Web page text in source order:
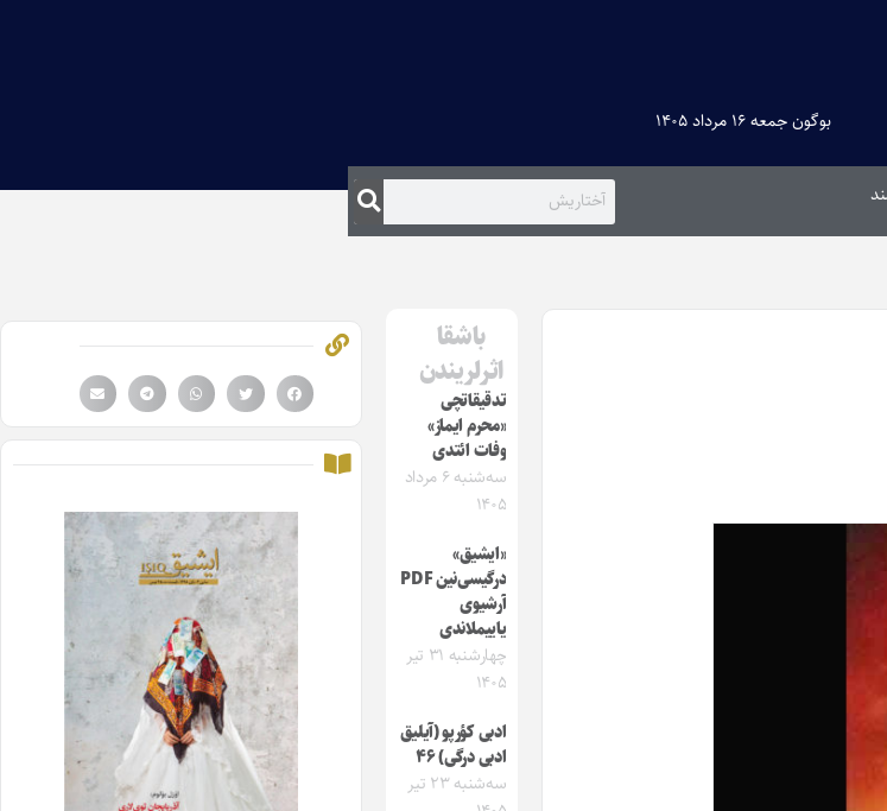
بوگون جمعه ۱۶ مرداد ۱۴۰۵
باشقا
اثرلریندن
تدقیقاتچی
«محرم ایماز»
وفات ائتدی
سه‌شنبه ۶ مرداد
۱۴۰۵
«ایشیق»
درگیسی‌نین PDF
آرشیوی
یاییملاندی
چهارشنبه ۳۱ تیر
۱۴۰۵
ادبی کؤرپو (آیلیق
ادبی درگی) ۴۶
سه‌شنبه ۲۳ تیر